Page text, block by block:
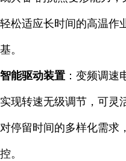
轻松适应长时间的高温作
基。
智能驱动装置 ：变频调速
实现转速无级调节，可灵
对停留时间的多样化需求
控。